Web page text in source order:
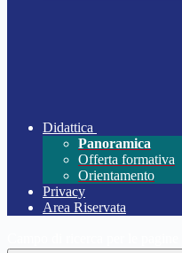
Didattica
Panoramica
Offerta formativa
Orientamento
Privacy
Area Riservata